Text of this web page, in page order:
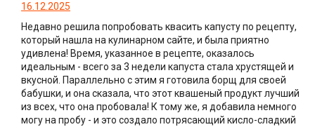
16.12.2025
Недавно решила попробовать квасить капусту по рецепту,
который нашла на кулинарном сайте, и была приятно
удивлена! Время, указанное в рецепте, оказалось
идеальным - всего за 3 недели капуста стала хрустящей и
вкусной. Параллельно с этим я готовила борщ для своей
бабушки, и она сказала, что этот квашеный продукт лучший
из всех, что она пробовала! К тому же, я добавила немного
могу на пробу - и это создало потрясающий кисло-сладкий